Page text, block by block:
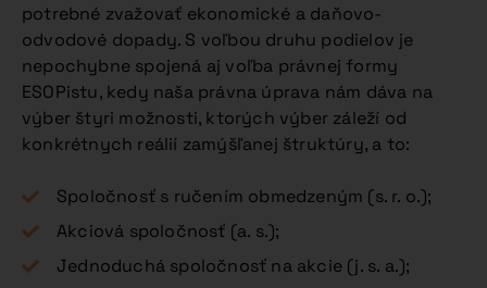
potrebné zvažovať ekonomické a daňovo-
odvodové dopady. S voľbou druhu podielov je
nepochybne spojená aj voľba právnej formy
ESOPistu, kedy naša právna úprava nám dáva na
výber štyri možnosti, ktorých výber záleží od
konkrétnych reálií zamýšľanej štruktúry, a to:
Spoločnosť s ručením obmedzeným (s. r. o.);
Akciová spoločnosť (a. s.);
Jednoduchá spoločnosť na akcie (j. s. a.);